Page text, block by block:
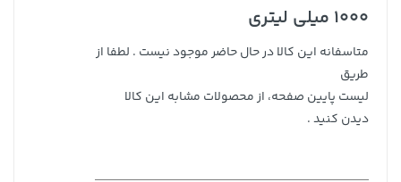
1000 میلی لیتری
متاسفانه این کالا در حال حاضر موجود نیست . لطفا از
طریق
لیست پایین صفحه، از محصولات مشابه این کالا
دیدن کنید .